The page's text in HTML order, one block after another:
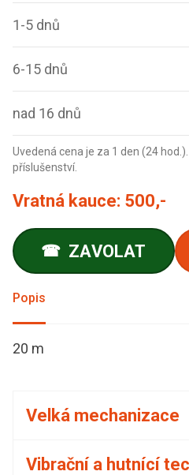
Velká mechanizace
Vibrační a hutnící
1-5 dnů
6-15 dnů
nad 16 dnů
Uvedená cena je za 1 den (24
příslušenství.
Vratná kauce: 500,-
☎ ZAVOLAT
Popis
20 m